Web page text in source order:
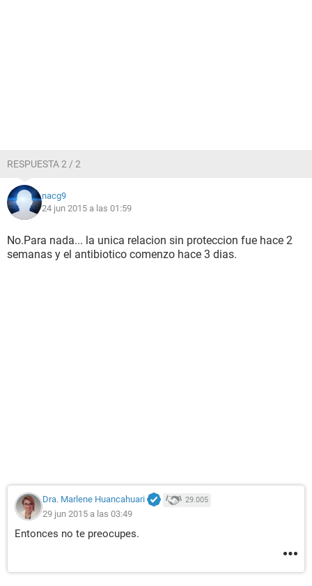
RESPUESTA 2 / 2
nacg9
24 jun 2015 a las 01:59
No.Para nada... la unica relacion sin proteccion fue hace 2
semanas y el antibiotico comenzo hace 3 dias.
Dra. Marlene Huancahuari 29.005
29 jun 2015 a las 03:49
Entonces no te preocupes.